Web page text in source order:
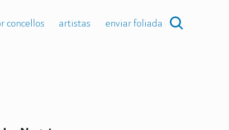
concellos artistas enviar foliada